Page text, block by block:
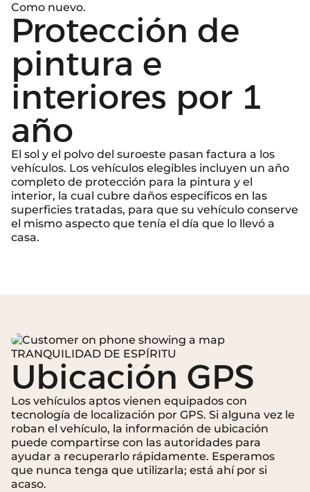
Como nuevo.
Protección de
pintura e
interiores por 1
año
El sol y el polvo del suroeste pasan factura a los
vehículos. Los vehículos elegibles incluyen un año
completo de protección para la pintura y el
interior, la cual cubre daños específicos en las
superficies tratadas, para que su vehículo conserve
el mismo aspecto que tenía el día que lo llevó a
casa.
TRANQUILIDAD DE ESPÍRITU
Ubicación GPS
Los vehículos aptos vienen equipados con
tecnología de localización por GPS. Si alguna vez le
roban el vehículo, la información de ubicación
puede compartirse con las autoridades para
ayudar a recuperarlo rápidamente. Esperamos
que nunca tenga que utilizarla; está ahí por si
acaso.